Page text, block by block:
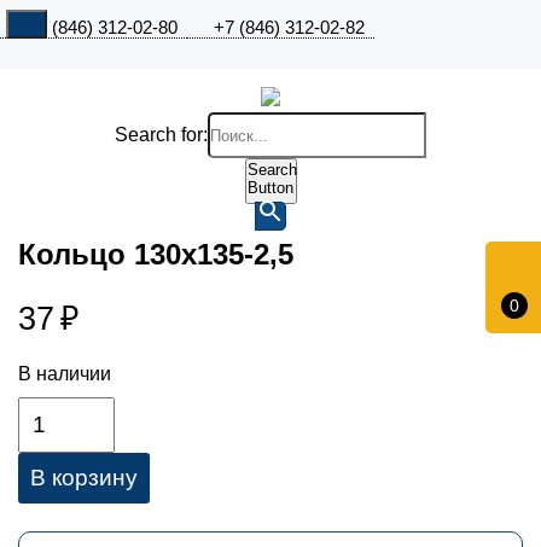
+7 (846) 312-02-80 +7 (846) 312-02-82
0
Search for:
Search
Button
Кольцо 130х135-2,5
37 ₽
В наличии
В корзину